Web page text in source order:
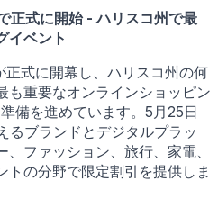
式に開始 - ハリスコ州で最
イベント
式に開幕し、ハリスコ州の何
も重要なオンラインショッピン
備を進めています。5月25日
ブランドとデジタルプラッ
、ファッション、旅行、家電、
の分野で限定割引を提供しま